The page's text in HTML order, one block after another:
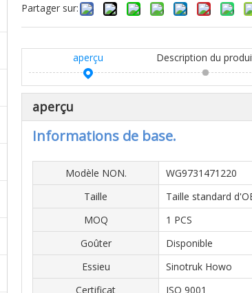
Partager sur:
aperçu Description du
aperçu
Informations de base.
Modèle NON. WG9731471220
Taille
Taille standard
MOQ
1 PCS
Goûter
Disponible
Essieu
Sinotruk Howo
Certificat
ISO 9001